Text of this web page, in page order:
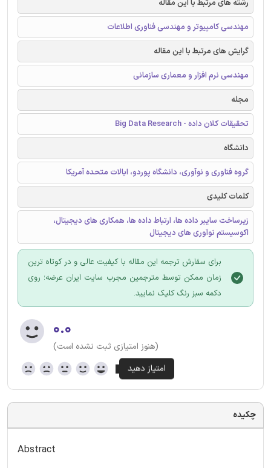
رشته های مرتبط با این مقاله
مهندسی کامپیوتر و مهندسی فناوری اطلاعات
گرایش های مرتبط با این مقاله
مهندسی نرم افزار و معماری سازمانی
مجله
تحقیقات کلان داده - Big Data Research
دانشگاه
گروه فناوری و نوآوری، دانشگاه پوردو، ایالات متحده آمریکا
کلمات کلیدی
زیرساخت سایبر داده ها، ارتباط داده ها، همکاری های دیجیتال،
اکوسیستم نوآوری های دیجیتال
برای سفارش ترجمه این مقاله با کیفیت عالی و در کوتاه ترین
زمان ممکن توسط مترجمین مجرب سایت ایران عرضه؛ روی
دکمه سبز رنگ کلیک نمایید.
۰.۰
(هنوز امتیازی ثبت نشده است)
چکیده
Abstract